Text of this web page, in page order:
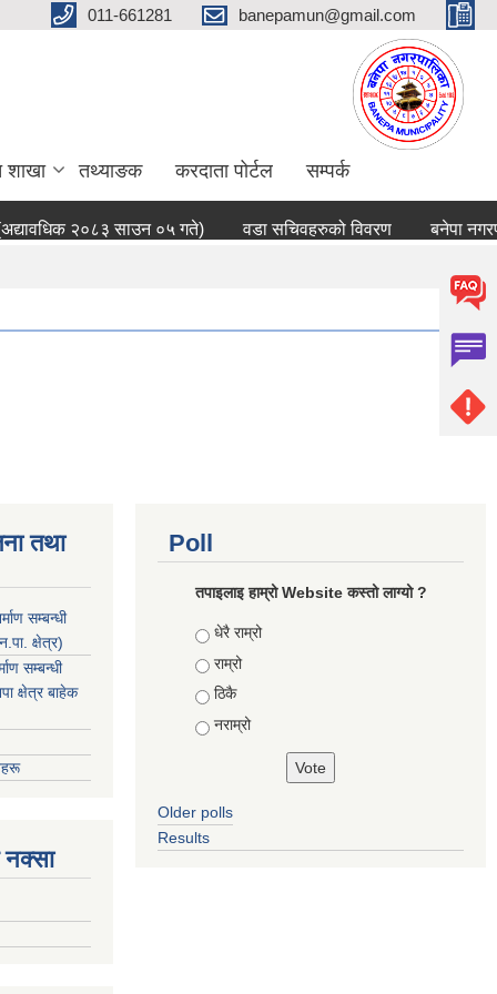
011-661281 banepamun@gmail.com
शाखा तथ्याङक करदाता पोर्टल सम्पर्क
२०८३ साउन ०५ गते) वडा सचिवहरुको विवरण बनेपा
तथा
सम्बन्धी
क्षेत्र)
सम्बन्धी
क्षेत्र बाहेक
नक्सा
Poll
तपाइलाइ हाम्रो Website कस्तो लाग्यो ?
Choices
धेरै राम्रो
राम्रो
ठिकै
नराम्रो
Older polls
Results